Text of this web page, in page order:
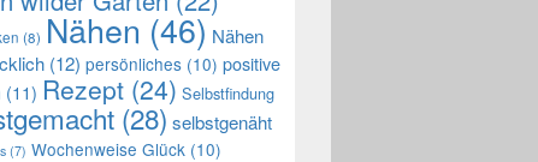
(8) Nähen (46) Nähen
(12) persönliches (10) positive
(11) Rezept (24) Selbstfindung
(28) selbstgenäht
(7) Wochenweise Glück (10)